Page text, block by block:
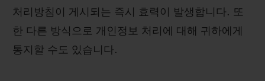
처리방침이 게시되는 즉시 효력이 발생합니다. 또
한 다른 방식으로 개인정보 처리에 대해 귀하에게
통지할 수도 있습니다.
연락처